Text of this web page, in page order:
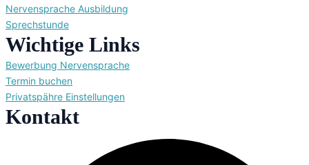
Nervensprache Ausbildung
Sprechstunde
Wichtige Links
Bewerbung Nervensprache
Termin buchen
Privatspähre Einstellungen
Kontakt